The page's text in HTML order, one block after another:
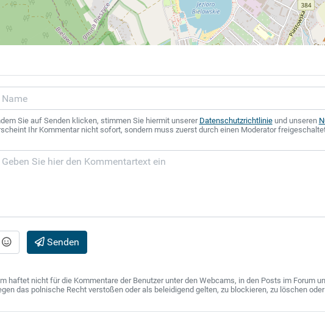
Sie auf Senden klicken, stimmen Sie hiermit unserer Datenschutzrichtlinieund unseren
Ihr Kommentar nicht sofort, sondern muss zuerst durch einen Moderator
Senden
haftet nicht für die Kommentare der Benutzer unter den Webcams, in den Posts im Forum
das polnische Recht verstoßen oder als beleidigend gelten, zu blockieren, zu löschen